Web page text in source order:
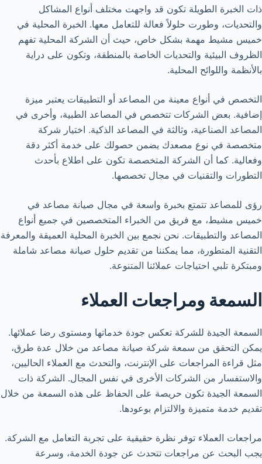
ذات الخبرة الطويلة تكون قد واجهت مختلف أنواع المشاكل
والتحديات، وطورت حلولاً فعالة للتعامل معها. الخبرة المحلية في
خميس مشيط مهمة بشكل خاص، حيث أن الشركة المحلية تفهم
الظروف البيئية والتحديات الخاصة بالمنطقة، وتكون على دراية
بالأنظمة واللوائح المحلية.
التخصص في أنواع معينة من المصاعد أو التطبيقات يعتبر ميزة
إضافية. بعض الشركات تتخصص في المصاعد الطبية، وأخرى في
المصاعد الصناعية، وثالثة في المصاعد الذكية. اختيار شركة
متخصصة في نوع مصعدك يضمن حصولك على خدمة أكثر دقة
وفعالية. كما أن الشركة المتخصصة تكون على اطلاع بأحدث
التطورات والتقنيات في مجال تخصصها.
رؤى للمصاعد تتمتع بخبرة واسعة في مجال صيانة مصاعد في
خميس مشيط، مع فريق من الخبراء المتخصصين في جميع أنواع
المصاعد والتطبيقات. نحن نجمع بين الخبرة المحلية العميقة والمعرفة
التقنية المتطورة، مما يمكننا من تقديم حلول صيانة مصاعد شاملة
ومبتكرة تلبي احتياجات عملائنا المتنوعة.
السمعة ومراجعات العملاء
السمعة الجيدة للشركة تعكس جودة خدماتها ومستوى رضا عملائها.
يمكن التحقق من سمعة شركة صيانة مصاعد من خلال عدة طرق،
مثل قراءة المراجعات على الإنترنت، والتحدث مع العملاء الحاليين،
والاستفسار من الشركات الأخرى في نفس المجال. الشركة ذات
السمعة الجيدة تكون حريصة على الحفاظ على هذه السمعة من خلال
تقديم خدمة متميزة والالتزام بوعودها.
مراجعات العملاء توفر نظرة حقيقية على تجربة التعامل مع الشركة.
يجب البحث عن مراجعات تتحدث عن جودة الخدمة، وسرعة